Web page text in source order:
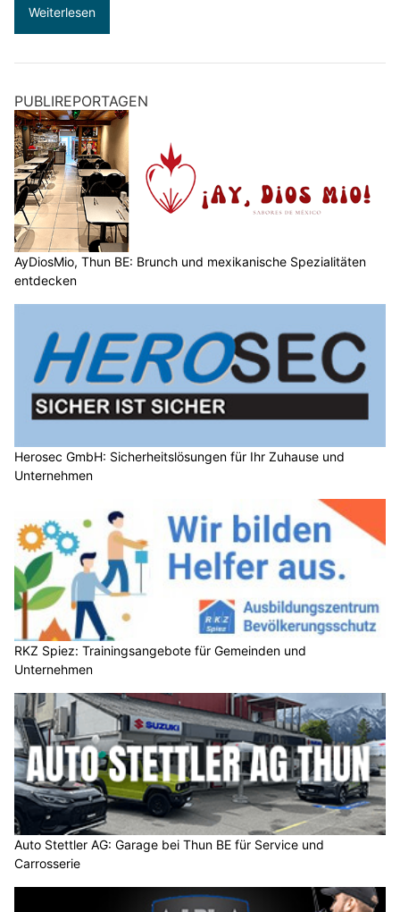
Weiterlesen
PUBLIREPORTAGEN
AyDiosMio, Thun BE: Brunch und mexikanische Spezialitäten
entdecken
Herosec GmbH: Sicherheitslösungen für Ihr Zuhause und
Unternehmen
RKZ Spiez: Trainingsangebote für Gemeinden und
Unternehmen
Auto Stettler AG: Garage bei Thun BE für Service und
Carrosserie